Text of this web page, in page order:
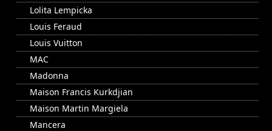
Lolita Lempicka
Louis Feraud
Louis Vuitton
MAC
Madonna
Maison Francis Kurkdjian
Maison Martin Margiela
Mancera